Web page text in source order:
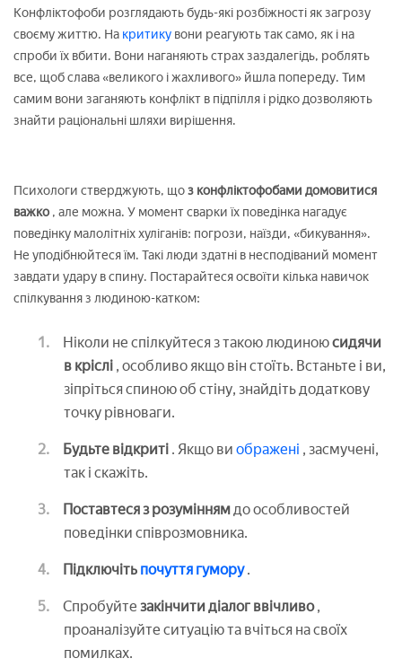
Конфліктофоби розглядають будь-які розбіжності як загрозу
своєму життю. На критику вони реагують так само, як і на
спроби їх вбити. Вони наганяють страх заздалегідь, роблять
все, щоб слава «великого і жахливого» йшла попереду. Тим
самим вони заганяють конфлікт в підпілля і рідко дозволяють
знайти раціональні шляхи вирішення.
Психологи стверджують, щоз конфліктофобами домовитися
важко , але можна. У момент сварки їх поведінка нагадує
поведінку малолітніх хуліганів: погрози, наїзди, «бикування».
Не уподібнюйтеся їм. Такі люди здатні в несподіваний момент
завдати удару в спину. Постарайтеся освоїти кілька навичок
спілкування з людиною-катком:
Ніколи не спілкуйтеся з такою людиноюсидячи
в кріслі , особливо якщо він стоїть. Встаньте і ви,
зіпріться спиною об стіну, знайдіть додаткову
точку рівноваги.
Будьте відкриті . Якщо ви ображені , засмучені,
так і скажіть.
Поставтеся з розумінням до особливостей
поведінки співрозмовника.
Підключіть почуття гумору.
Спробуйте закінчити діалог ввічливо,
проаналізуйте ситуацію та вчіться на своїх
помилках.